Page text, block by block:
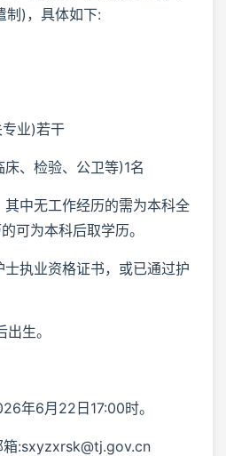
制)，具体如下:
业)若干
、检验、公卫等)1名
中无工作经历的需为本科全
可为本科后取学历。
执业资格证书，或已通过护
生。
年6月22日17:00时。
箱:sxyzxrsk@tj.gov.cn